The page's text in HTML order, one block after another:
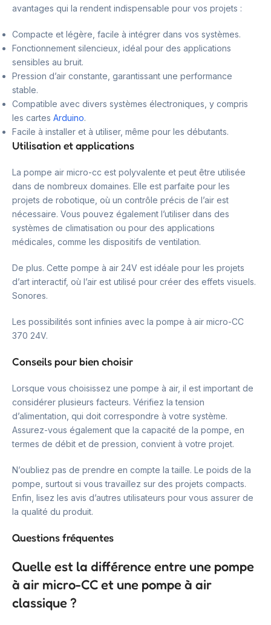
avantages qui la rendent indispensable pour vos projets :
Compacte et légère, facile à intégrer dans vos systèmes.
Fonctionnement silencieux, idéal pour des applications
sensibles au bruit.
Pression d’air constante, garantissant une performance
stable.
Compatible avec divers systèmes électroniques, y compris
les cartes Arduino.
Facile à installer et à utiliser, même pour les débutants.
Utilisation et applications
La pompe air micro-cc est polyvalente et peut être utilisée
dans de nombreux domaines. Elle est parfaite pour les
projets de robotique, où un contrôle précis de l’air est
nécessaire. Vous pouvez également l’utiliser dans des
systèmes de climatisation ou pour des applications
médicales, comme les dispositifs de ventilation.
De plus. Cette pompe à air 24V est idéale pour les projets
d’art interactif, où l’air est utilisé pour créer des effets visuels.
Sonores.
Les possibilités sont infinies avec la pompe à air micro-CC
370 24V.
Conseils pour bien choisir
Lorsque vous choisissez une pompe à air, il est important de
considérer plusieurs facteurs. Vérifiez la tension
d’alimentation, qui doit correspondre à votre système.
Assurez-vous également que la capacité de la pompe, en
termes de débit et de pression, convient à votre projet.
N’oubliez pas de prendre en compte la taille. Le poids de la
pompe, surtout si vous travaillez sur des projets compacts.
Enfin, lisez les avis d’autres utilisateurs pour vous assurer de
la qualité du produit.
Questions fréquentes
Quelle est la différence entre une pompe
à air micro-CC et une pompe à air
classique ?